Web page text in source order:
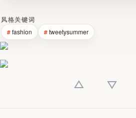
风格关键词
fashion tweetysummer